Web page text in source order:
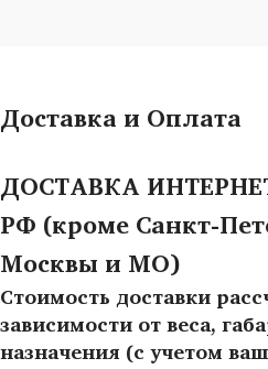
Доставка и Оплата
ДОСТАВКА
РФ (кроме Санкт-
Москвы и МО)
Стоимость доставки
зависимости от веса,
назначения (с учетом